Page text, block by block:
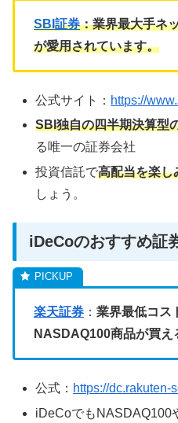
SBI証券：業界最大手ネ
が愛用されています。
公式サイト： https://
SBI独自の四半期決算型
る唯一の証券会社
投資信託で高配当を楽し
しょう。
iDeCoのおすすめ証
楽天証券 ： 業界最低コス
NASDAQ100商品が買え
公式： https://dc.rakuten-
iDeCoでもNASDAQ100